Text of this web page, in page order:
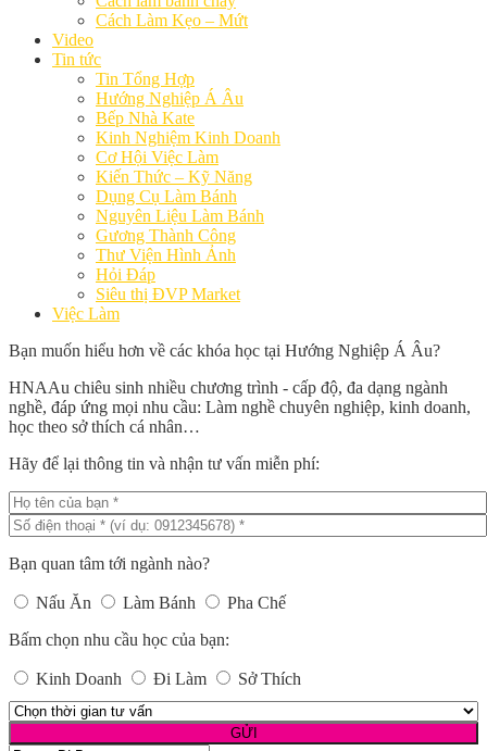
Cách Làm Kẹo – Mứt
Video
Tin tức
Tin Tổng Hợp
Hướng Nghiệp Á Âu
Bếp Nhà Kate
Kinh Nghiệm Kinh Doanh
Cơ Hội Việc Làm
Kiến Thức – Kỹ Năng
Dụng Cụ Làm Bánh
Nguyên Liệu Làm Bánh
Gương Thành Công
Thư Viện Hình Ảnh
Hỏi Đáp
Siêu thị ĐVP Market
Việc Làm
Bạn muốn hiểu hơn về các khóa học tại Hướng Nghiệp Á Âu?
HNAAu chiêu sinh nhiều chương trình - cấp độ, đa dạng ngành
nghề, đáp ứng mọi nhu cầu: Làm nghề chuyên nghiệp, kinh doanh,
học theo sở thích cá nhân…
Hãy để lại thông tin và nhận tư vấn miễn phí:
Bạn quan tâm tới ngành nào?
Nấu Ăn Làm Bánh
Pha Chế
Bấm chọn nhu cầu học của bạn:
Kinh Doanh Đi Làm Sở Thích